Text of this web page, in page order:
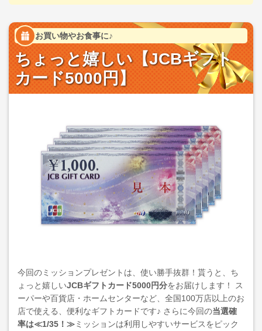
お買い物やお食事に♪
ちょっと嬉しい【JCBギフト
カード5000円】
今回のミッションプレゼントは、使い勝手抜群！貰うと、ち
ょっと嬉しいJCBギフトカード5000円分をお届けします！ ス
ーパーや百貨店・ホームセンターなど、全国100万店以上のお
店で使える、便利なギフトカードです♪ さらに今回の当選確
率は≪1/35！≫ミッションは利用しやすいサービスをピック